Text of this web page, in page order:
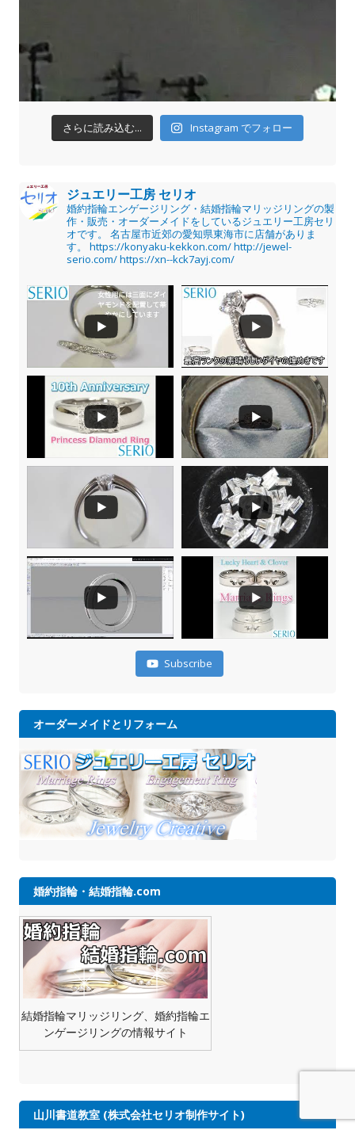
さらに読み込む... Instagram でフォロー
ジュエリー工房 セリオ
婚約指輪エンゲージリング・結婚指輪マリッジリングの製
作・販売・オーダーメイドをしているジュエリー工房セリ
オです。
名古屋市近郊の愛知県東海市に店舗がありま
す。
https://konyaku-kekkon.com/http://jewel-
serio.com/https://xn--kck7ayj.com/
Subscribe
オーダーメイドとリフォーム
婚約指輪・結婚指輪.com
結婚指輪マリッジリング、婚約指輪エ
ンゲージリングの情報サイト
山川書道教室 (株式会社セリオ制作サイト)